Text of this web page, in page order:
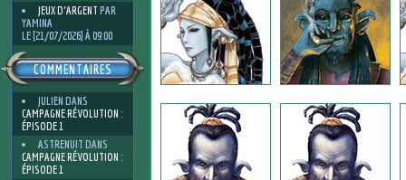
JEUX D'ARGENT PAR
YAMINA
LE [21/07/2026] À 09:00
COMMENTAIRES
JULIEN DANS
CAMPAGNE RÉVOLUTION :
ÉPISODE 1
ASTRENUIT DANS
CAMPAGNE RÉVOLUTION :
ÉPISODE 1